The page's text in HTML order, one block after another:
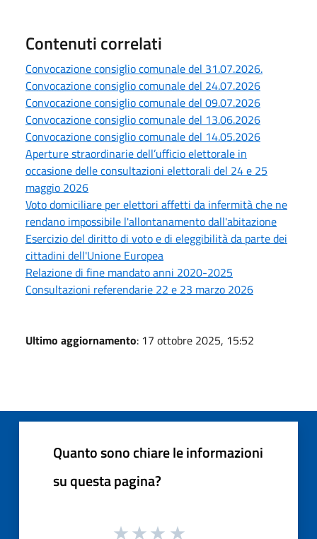
Contenuti correlati
Convocazione consiglio comunale del 31.07.2026.
Convocazione consiglio comunale del 24.07.2026
Convocazione consiglio comunale del 09.07.2026
Convocazione consiglio comunale del 13.06.2026
Convocazione consiglio comunale del 14.05.2026
Aperture straordinarie dell’ufficio elettorale in
occasione delle consultazioni elettorali del 24 e 25
maggio 2026
Voto domiciliare per elettori affetti da infermità che ne
rendano impossibile l'allontanamento dall'abitazione
Esercizio del diritto di voto e di eleggibilità da parte dei
cittadini dell'Unione Europea
Relazione di fine mandato anni 2020-2025
Consultazioni referendarie 22 e 23 marzo 2026
Ultimo aggiornamento: 17 ottobre 2025, 15:52
Quanto sono chiare le informazioni
su questa pagina?